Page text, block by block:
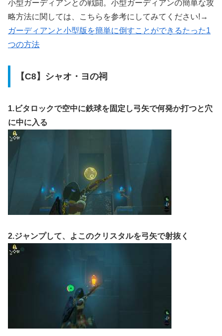
小型ガーディアンとの戦闘。小型ガーディアンの簡単な攻
略方法に関しては、こちらを参考にしてみてください!→
ガーディアンと小型版を簡単に倒すことができるたった1
つの方法
【C8】シャオ・ヨの祠
1.ビタロックで空中に鉄球を固定し弓矢で何発か打つと穴
に中に入る
2.ジャンプして、よこのクリスタルを弓矢で射抜く